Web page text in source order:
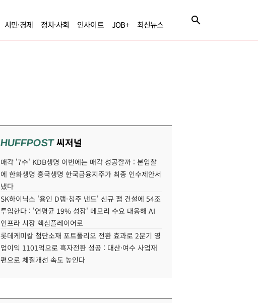
시민·경제 정치·사회 인사이트 JOB+ 최신뉴스
HUFFPOST씨저널
매각 '7수' KDB생명 이번에는 매각 성공할까 : 본입찰
에 한화생명 흥국생명 한국금융지주가 최종 인수제안서
냈다
SK하이닉스 '용인 D램-청주 낸드' 신규 팹 건설에 54조
투입한다 : '연평균 19% 성장' 메모리 수요 대응해 AI
인프라 시장 핵심플레이어로
롯데케미칼 첨단소재 포트폴리오 전환 효과로 2분기 영
업이익 1101억으로 흑자전환 성공 : 대산·여수 사업재
편으로 체질개선 속도 높인다